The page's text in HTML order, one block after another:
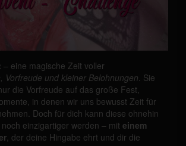
– eine magische Zeit voller
Vorfreude und kleiner Belohnungen . Sie
die Vorfreude auf das große Fest,
in denen wir uns bewusst Zeit für
Doch für dich kann diese ohnehin
einzigartiger werden – mit einem
, der deine Hingabe ehrt und dir die